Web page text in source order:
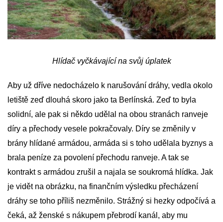
Hlídač vyčkávající na svůj úplatek
Aby už dříve nedocházelo k narušování dráhy, vedla okolo
letiště zeď dlouhá skoro jako ta Berlínská. Zeď to byla
solidní, ale pak si někdo udělal na obou stranách ranveje
díry a přechody vesele pokračovaly. Díry se změnily v
brány hlídané armádou, armáda si s toho udělala byznys a
brala peníze za povolení přechodu ranveje. A tak se
kontrakt s armádou zrušil a najala se soukromá hlídka. Jak
je vidět na obrázku, na finančním výsledku přecházení
dráhy se toho příliš nezměnilo. Strážný si hezky odpočívá a
čeká, až ženské s nákupem přebrodí kanál, aby mu